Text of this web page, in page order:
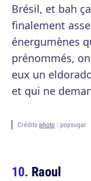
Brésil, et bah
finalement
énergumènes
prénommés,
eux un
et qui ne
Crédits photo : popsugar
Raoul